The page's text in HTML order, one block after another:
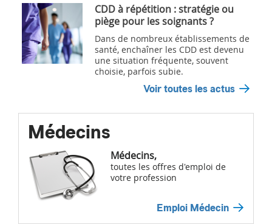
CDD à répétition : stratégie ou
piège pour les soignants ?
Dans de nombreux établissements de
santé, enchaîner les CDD est devenu
une situation fréquente, souvent
choisie, parfois subie.
Voir toutes les actus
Médecins
Médecins,
toutes les offres d'emploi de
votre profession
Emploi Médecin